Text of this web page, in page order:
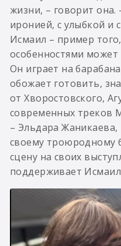
жизни, – говорит
иронией, с улыбкой и
Исмаил – пример
особенностями может
Он играет на
обожает готовить,
от Хворостовского,
современных треков
– Эльдара
своему троюродному
сцену на своих
поддерживает